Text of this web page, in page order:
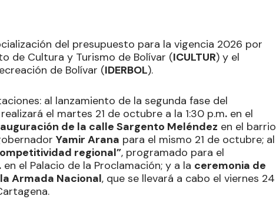
del presupuesto para la vigencia 2026 por
de Cultura y Turismo de Bolívar (ICULTUR) y el
de Bolívar (IDERBOL).
al lanzamiento de la segunda fase del
el martes 21 de octubre a la 1:30 p.m. en el
de la calle Sargento Meléndez en el barrio
Yamir Arana para el mismo 21 de octubre; al
regional”, programado para el
. en el Palacio de la Proclamación; y a la ceremonia de
Armada Nacional, que se llevará a cabo el viernes 24